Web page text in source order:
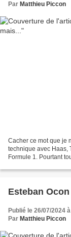
Par Matthieu Piccon
Cacher ce mot que je
technique avec Haas,
Formule 1. Pourtant
Esteban
Publié le 26/07/2024
Par Matthieu Piccon